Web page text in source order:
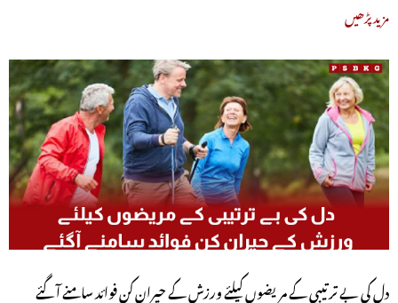
مزید پڑھیں
دل کی بے ترتیبی کے مریضوں کیلئے ورزش کے حیران کن فوائد سامنے آگئے